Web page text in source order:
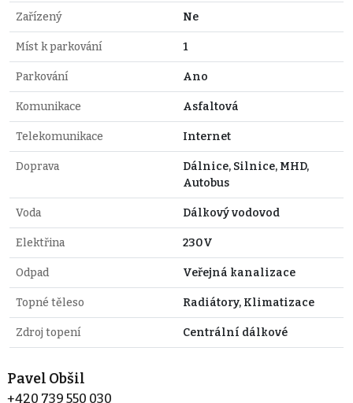
Zařízený Ne
Míst k parkování 1
Parkování Ano
Komunikace Asfaltová
Telekomunikace Internet
Doprava
Dálnice, Silnice, MHD,
Autobus
Voda Dálkový vodovod
Elektřina 230V
Odpad Veřejná kanalizace
Topné těleso Radiátory, Klimatizace
Zdroj topení Centrální dálkové
Pavel Obšil
+420 739 550 030